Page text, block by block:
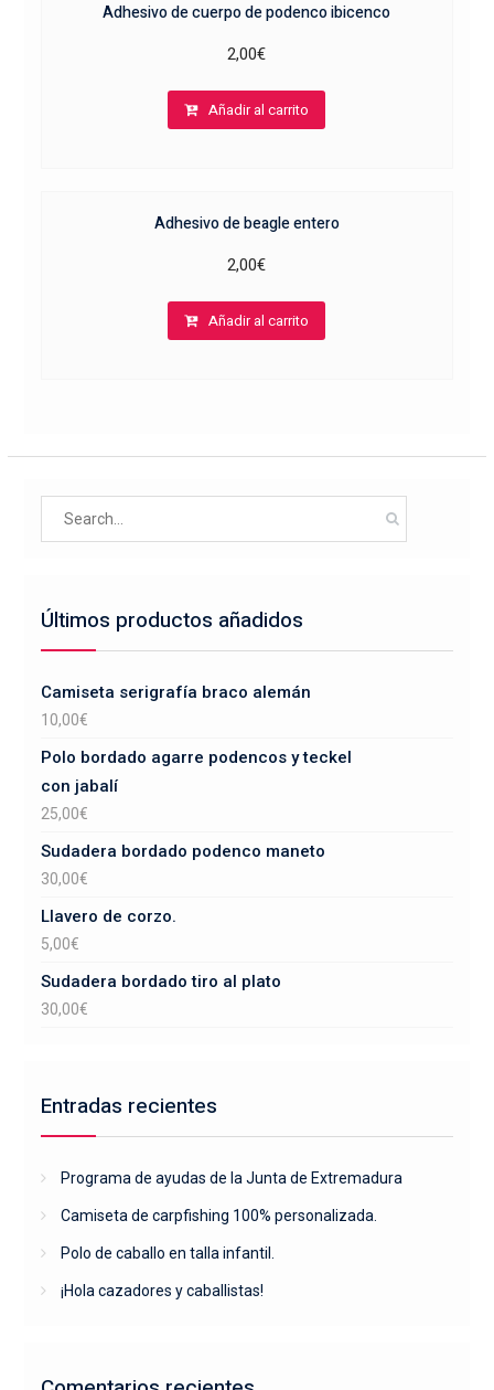
Adhesivo de cuerpo de podenco ibicenco
2,00€
Añadir al carrito
Adhesivo de beagle entero
2,00€
Añadir al carrito
Últimos productos añadidos
Camiseta serigrafía braco alemán
10,00€
Polo bordado agarre podencos y teckel
con jabalí
25,00€
Sudadera bordado podenco maneto
30,00€
Llavero de corzo.
5,00€
Sudadera bordado tiro al plato
30,00€
Entradas recientes
Programa de ayudas de la Junta de Extremadura
Camiseta de carpfishing 100% personalizada.
Polo de caballo en talla infantil.
¡Hola cazadores y caballistas!